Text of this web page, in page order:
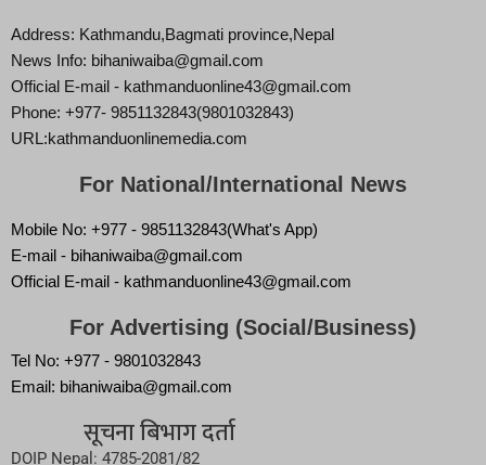
Address: Kathmandu,Bagmati province,Nepal
News Info: bihaniwaiba@gmail.com
Official E-mail - kathmanduonline43@gmail.com
Phone: +977- 9851132843(9801032843)
URL:kathmanduonlinemedia.com
For National/International News
Mobile No: +977 - 9851132843(What's App)
E-mail - bihaniwaiba@gmail.com
Official E-mail - kathmanduonline43@gmail.com
For Advertising (Social/Business)
Tel No: +977 - 9801032843
Email: bihaniwaiba@gmail.com
सूचना बिभाग दर्ता
DOIP Nepal: 4785-2081/82